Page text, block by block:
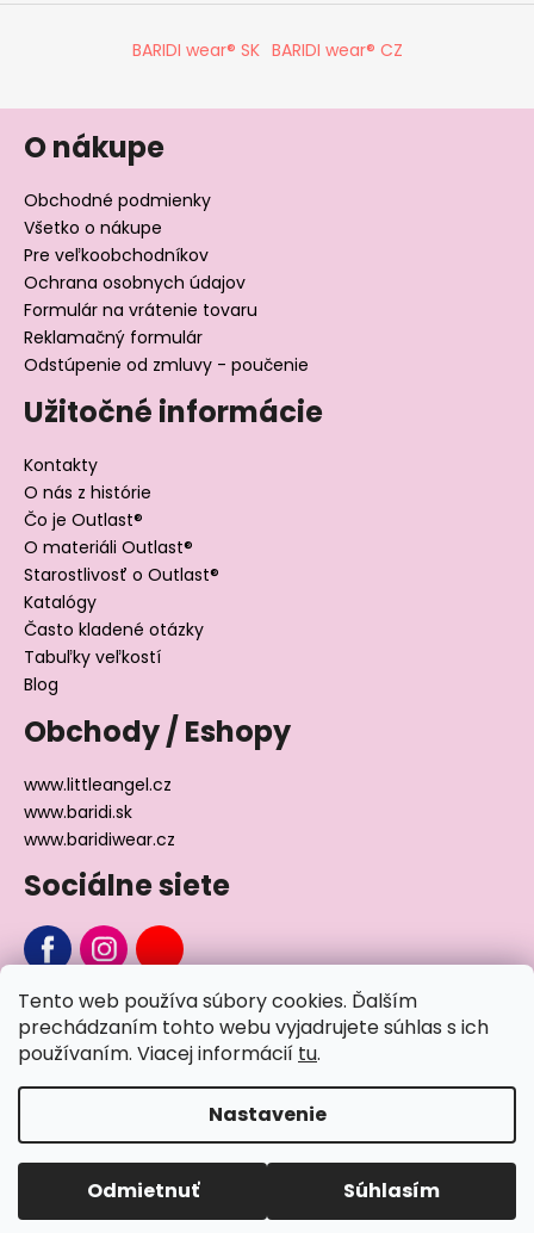
Tento web používa súbory cookies. Ďalším
prechádzaním tohto webu vyjadrujete súhlas s ich
používaním. Viacej informácií tu.
Nastavenie
Odmietnuť Súhlasím
BARIDI wear® SK BARIDI wear® CZ
O nákupe
Obchodné podmienky
Všetko o nákupe
Pre veľkoobchodníkov
Ochrana osobnych údajov
Formulár na vrátenie tovaru
Reklamačný formulár
Odstúpenie od zmluvy - poučenie
Užitočné informácie
Kontakty
O nás z histórie
Čo je Outlast®
O materiáli Outlast®
Starostlivosť o Outlast®
Katalógy
Často kladené otázky
Tabuľky veľkostí
Blog
Obchody / Eshopy
www.littleangel.cz
www.baridi.sk
www.baridiwear.cz
Sociálne siete
Chcete sa nás na niečo opýtať?
Vytvoril Shoptet
Copyright 2026Little Angel® . Všetky práva vyhradené.